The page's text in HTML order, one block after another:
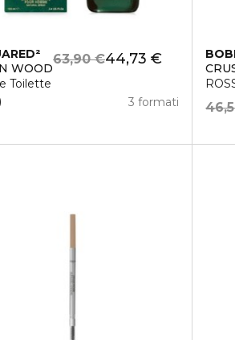
WOOD
Toilette
44,73 €
63,90 €
3 formati